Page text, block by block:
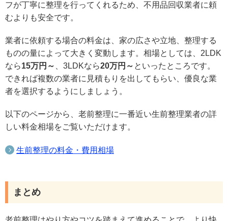
フが丁寧に整理を行ってくれるため、不用品回収業者に頼
むよりも安全です。
業者に依頼する場合の料金は、家の広さや立地、整理する
ものの量によって大きく変動します。相場としては、2LDK
なら15万円～ 、3LDKなら20万円～ といったところです。
できれば複数の業者に見積もりを出してもらい、優良な業
者を選択するようにしましょう。
以下のページから、老前整理に一番近い生前整理業者の詳
しい料金相場をご覧いただけます。
生前整理の料金・費用相場
まとめ